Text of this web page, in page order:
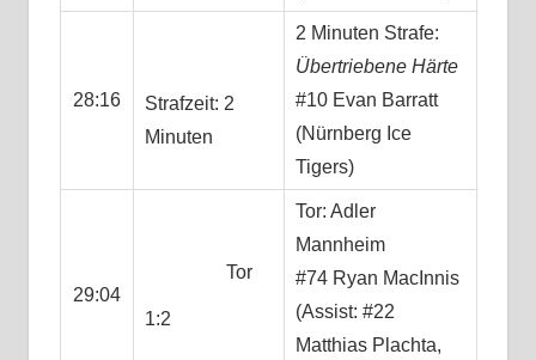
28:16
Strafzeit: 2
Minuten
2 Minuten Strafe:
Übertriebene Härte
#10 Evan Barratt
(Nürnberg Ice
Tigers)
29:04
Tor
1:2
Tor: Adler
Mannheim
#74 Ryan MacInnis
(Assist: #22
Matthias Plachta,